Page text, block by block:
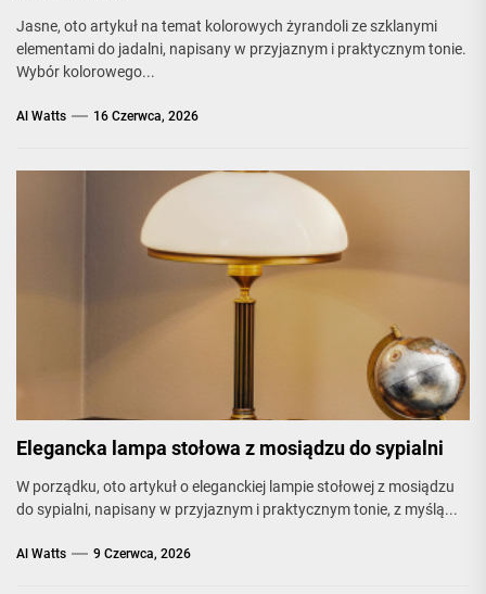
Jasne, oto artykuł na temat kolorowych żyrandoli ze szklanymi
elementami do jadalni, napisany w przyjaznym i praktycznym tonie.
Wybór kolorowego...
Al Watts 16 Czerwca, 2026
Elegancka lampa stołowa z mosiądzu do sypialni
W porządku, oto artykuł o eleganckiej lampie stołowej z mosiądzu
do sypialni, napisany w przyjaznym i praktycznym tonie, z myślą...
Al Watts 9 Czerwca, 2026